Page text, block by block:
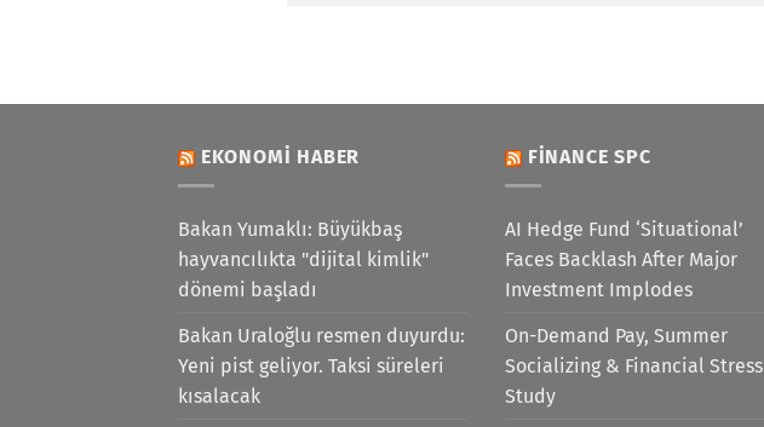
EKONOMI HABER
Bakan Yumaklı: Büyükbaş
hayvancılıkta "dijital kimlik"
dönemi başladı
Bakan Uraloğlu resmen duyurdu:
Yeni pist geliyor. Taksi süreleri
kısalacak
FINANCE SPC
AI Hedge Fund ‘Situational’
Faces Backlash After Major
Investment Implodes
On-Demand Pay, Summer
Socializing & Financial Stress
Study